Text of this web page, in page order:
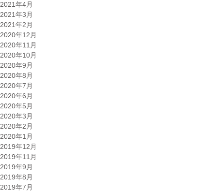
2021年4月
2021年3月
2021年2月
2020年12月
2020年11月
2020年10月
2020年9月
2020年8月
2020年7月
2020年6月
2020年5月
2020年3月
2020年2月
2020年1月
2019年12月
2019年11月
2019年9月
2019年8月
2019年7月